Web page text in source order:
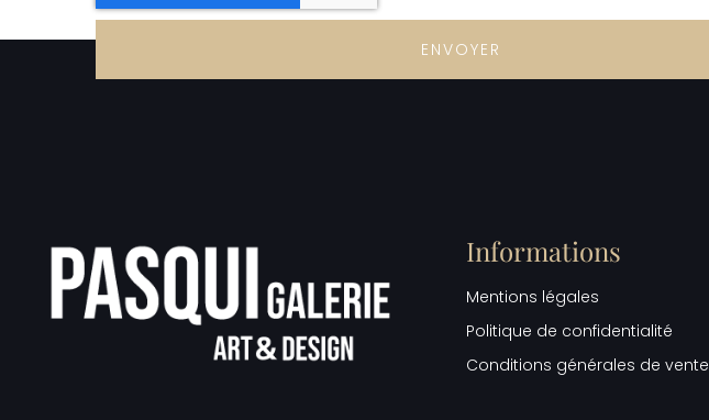
ENVOYER
Informations
Mentions légales
Politique de confidentialité
Conditions générales de vente